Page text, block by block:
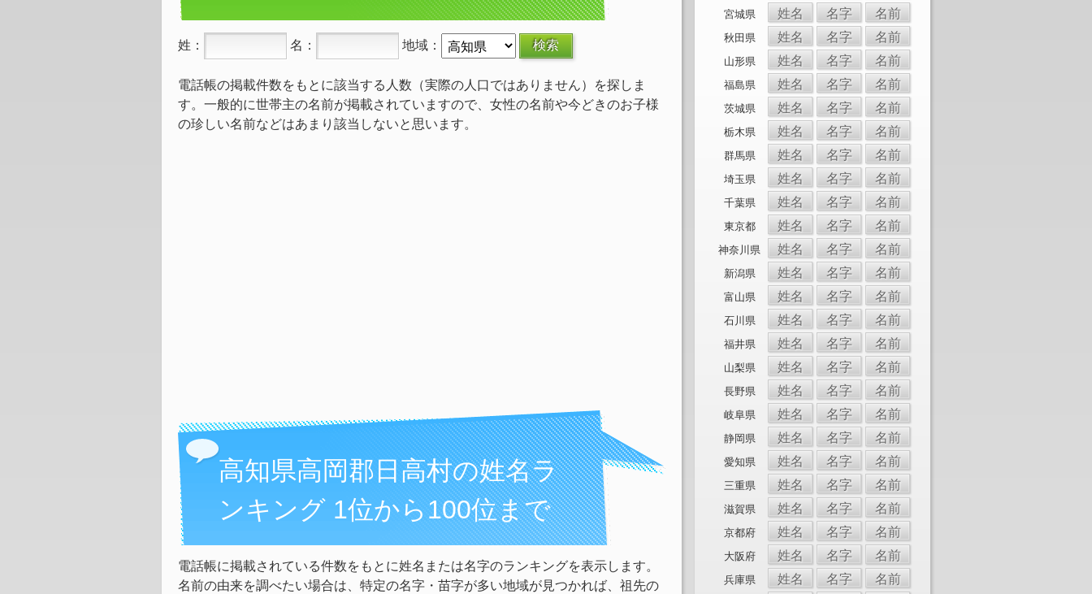
姓： 名： 地域：
電話帳の掲載件数をもとに該当する人数（実際の人口ではありません）を探しま
す。一般的に世帯主の名前が掲載されていますので、女性の名前や今どきのお子様
の珍しい名前などはあまり該当しないと思います。
高知県高岡郡日高村の姓名ラ
ンキング 1位から100位まで
電話帳に掲載されている件数をもとに姓名または名字のランキングを表示します。
名前の由来を調べたい場合は、特定の名字・苗字が多い地域が見つかれば、祖先の
宮城県 姓名 名字 名前
秋田県 姓名 名字 名前
山形県 姓名 名字 名前
福島県 姓名 名字 名前
茨城県 姓名 名字 名前
栃木県 姓名 名字 名前
群馬県 姓名 名字 名前
埼玉県 姓名 名字 名前
千葉県 姓名 名字 名前
東京都 姓名 名字 名前
神奈川県 姓名 名字 名前
新潟県 姓名 名字 名前
富山県 姓名 名字 名前
石川県 姓名 名字 名前
福井県 姓名 名字 名前
山梨県 姓名 名字 名前
長野県 姓名 名字 名前
岐阜県 姓名 名字 名前
静岡県 姓名 名字 名前
愛知県 姓名 名字 名前
三重県 姓名 名字 名前
滋賀県 姓名 名字 名前
京都府 姓名 名字 名前
大阪府 姓名 名字 名前
兵庫県 姓名 名字 名前